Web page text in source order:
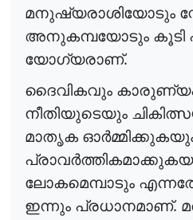
മനുഷ്യരാശിയോടും
അനുകമ്പയോടും കൂടി
യോഗ്യരാണ്.
ദൈവികവും
നീതിയുടെയും
മാതൃക
ലോകമെമ്പാടും
ഇന്നും പ്രധാനമാണ്.